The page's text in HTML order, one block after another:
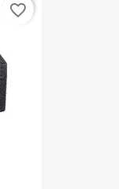
favorite_border